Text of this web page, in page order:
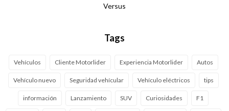
Versus
Tags
Vehículos Cliente Motorlider Experiencia Motorlider Autos
Vehículo nuevo Seguridad vehícular Vehículo eléctricos tips
información Lanzamiento SUV Curiosidades F1